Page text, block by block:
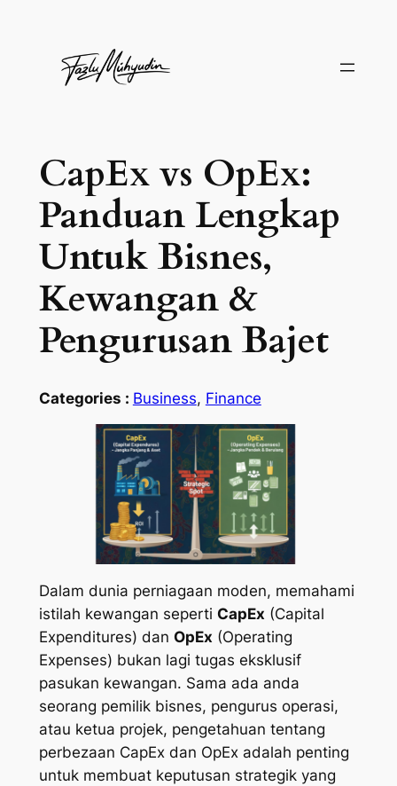
CapEx vs OpEx:
Panduan Lengkap
Untuk Bisnes,
Kewangan &
Pengurusan Bajet
Categories : Business, Finance
Dalam dunia perniagaan moden, memahami
istilah kewangan seperti CapEx (Capital
Expenditures) dan OpEx (Operating
Expenses) bukan lagi tugas eksklusif
pasukan kewangan. Sama ada anda
seorang pemilik bisnes, pengurus operasi,
atau ketua projek, pengetahuan tentang
perbezaan CapEx dan OpEx adalah penting
untuk membuat keputusan strategik yang